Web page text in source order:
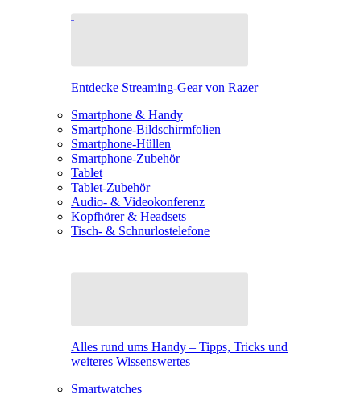
Entdecke Streaming-Gear von Razer
Smartphone & Handy
Smartphone-Bildschirmfolien
Smartphone-Hüllen
Smartphone-Zubehör
Tablet
Tablet-Zubehör
Audio- & Videokonferenz
Kopfhörer & Headsets
Tisch- & Schnurlostelefone
Alles rund ums Handy – Tipps, Tricks und
weiteres Wissenswertes
Smartwatches